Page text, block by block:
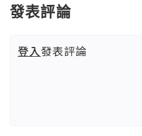
發表評論
登入發表評論